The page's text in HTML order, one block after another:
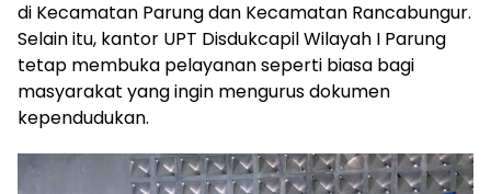
di Kecamatan Parung dan Kecamatan Rancabungur.
Selain itu, kantor UPT Disdukcapil Wilayah I Parung
tetap membuka pelayanan seperti biasa bagi
masyarakat yang ingin mengurus dokumen
kependudukan.